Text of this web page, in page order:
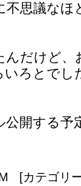
思議なほ
んだけど、
いろとでし
公開する予
[カテゴリ